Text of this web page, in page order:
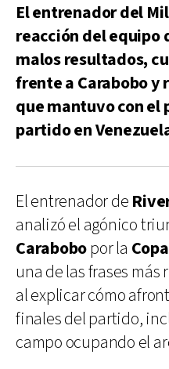
El entrenador del
reacción del equipo
malos resultados,
frente a Carabobo
que mantuvo con el
partido en
El entrenador de
analizó el agónico
Carabobopor la
una de las frases
al explicar cómo
finales del partido,
campo ocupando el